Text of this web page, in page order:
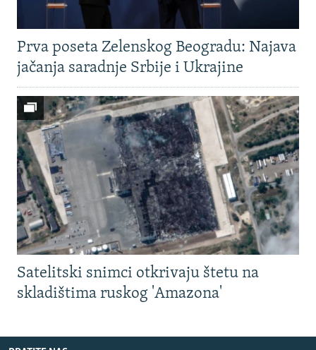
Prva poseta Zelenskog Beogradu: Najava
jačanja saradnje Srbije i Ukrajine
Satelitski snimci otkrivaju štetu na
skladištima ruskog 'Amazona'